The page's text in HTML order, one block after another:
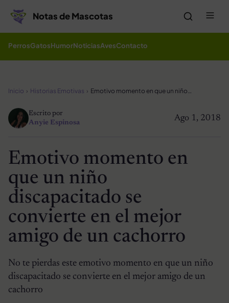
Notas de Mascotas
PerrosGatosHumorNoticiasAvesContacto
Inicio Historias Emotivas Emotivo momento en que un niño discapacitado se convierte en el mejor amigo de un cachorro
Ago 1, 2018
Escrito por
Anyie Espinosa
Emotivo momento en
que un niño
discapacitado se
convierte en el mejor
amigo de un cachorro
No te pierdas este emotivo momento en que un niño
discapacitado se convierte en el mejor amigo de un
cachorro